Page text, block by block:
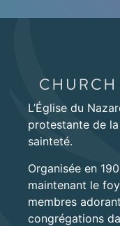
L’Église du
protestante de
sainteté.
Organisée en
maintenant le
membres
congrégations